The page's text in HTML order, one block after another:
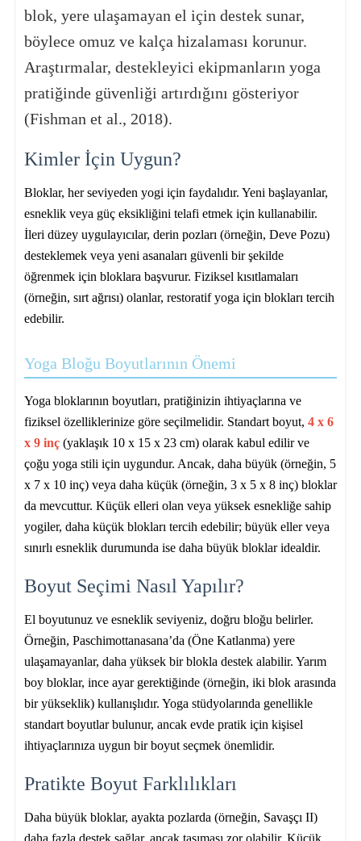
blok, yere ulaşamayan el için destek sunar,
böylece omuz ve kalça hizalaması korunur.
Araştırmalar, destekleyici ekipmanların yoga
pratiğinde güvenliği artırdığını gösteriyor
(Fishman et al., 2018).
Kimler İçin Uygun?
Bloklar, her seviyeden yogi için faydalıdır. Yeni başlayanlar,
esneklik veya güç eksikliğini telafi etmek için kullanabilir.
İleri düzey uygulayıcılar, derin pozları (örneğin, Deve Pozu)
desteklemek veya yeni asanaları güvenli bir şekilde
öğrenmek için bloklara başvurur. Fiziksel kısıtlamaları
(örneğin, sırt ağrısı) olanlar, restoratif yoga için blokları tercih
edebilir.
Yoga Bloğu Boyutlarının Önemi
Yoga bloklarının boyutları, pratiğinizin ihtiyaçlarına ve
fiziksel özelliklerinize göre seçilmelidir. Standart boyut, 4 x 6
x 9 inç (yaklaşık 10 x 15 x 23 cm) olarak kabul edilir ve
çoğu yoga stili için uygundur. Ancak, daha büyük (örneğin, 5
x 7 x 10 inç) veya daha küçük (örneğin, 3 x 5 x 8 inç) bloklar
da mevcuttur. Küçük elleri olan veya yüksek esnekliğe sahip
yogiler, daha küçük blokları tercih edebilir; büyük eller veya
sınırlı esneklik durumunda ise daha büyük bloklar idealdir.
Boyut Seçimi Nasıl Yapılır?
El boyutunuz ve esneklik seviyeniz, doğru bloğu belirler.
Örneğin, Paschimottanasana’da (Öne Katlanma) yere
ulaşamayanlar, daha yüksek bir blokla destek alabilir. Yarım
boy bloklar, ince ayar gerektiğinde (örneğin, iki blok arasında
bir yükseklik) kullanışlıdır. Yoga stüdyolarında genellikle
standart boyutlar bulunur, ancak evde pratik için kişisel
ihtiyaçlarınıza uygun bir boyut seçmek önemlidir.
Pratikte Boyut Farklılıkları
Daha büyük bloklar, ayakta pozlarda (örneğin, Savaşçı II)